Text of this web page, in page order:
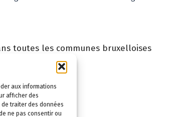
aux informations
afficher des
traiter des données
ne pas consentir ou
toutes les communes bruxelloises
,Uccle